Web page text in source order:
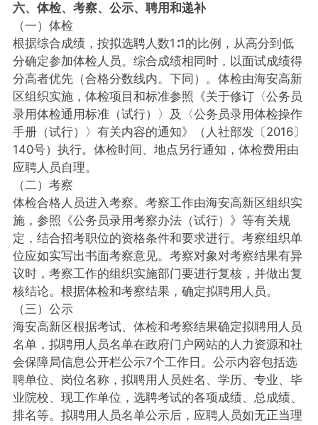
六、体检、考察、公示、聘用和递补
（一）体检
根据综合成绩，按拟选聘人数1∶1的比例，从高分到低
分确定参加体检人员。综合成绩相同时，以面试成绩得
分高者优先（合格分数线内。下同）。体检由海安高新
区组织实施，体检项目和标准参照《关于修订〈公务员
录用体检通用标准（试行）〉及〈公务员录用体检操作
手册（试行）〉有关内容的通知》（人社部发〔2016〕
140号）执行。体检时间、地点另行通知，体检费用由
应聘人员自理。
（二）考察
体检合格人员进入考察。考察工作由海安高新区组织实
施，参照《公务员录用考察办法（试行）》等有关规
定，结合招考职位的资格条件和要求进行。考察组织单
位应如实写出书面考察意见。考察对象对考察结果有异
议时，考察工作的组织实施部门要进行复核，并做出复
核结论。根据体检和考察结果，确定拟聘用人员。
（三）公示
海安高新区根据考试、体检和考察结果确定拟聘用人员
名单，拟聘用人员名单在政府门户网站的人力资源和社
会保障局信息公开栏公示7个工作日。公示内容包括选
聘单位、岗位名称，拟聘用人员姓名、学历、专业、毕
业院校、现工作单位，选聘考试的各项成绩、总成绩、
排名等。拟聘用人员名单公示后，应聘人员如无正当理